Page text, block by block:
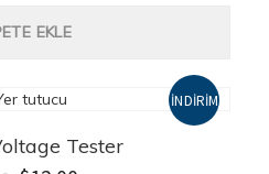
EKLE
İNDIRIM!
Tester